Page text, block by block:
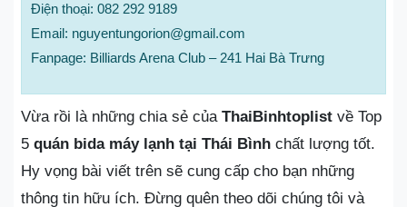
Điện thoại: 082 292 9189
Email: nguyentungorion@gmail.com
Fanpage: Billiards Arena Club – 241 Hai Bà Trưng
Vừa rồi là những chia sẻ của ThaiBinhtoplist về Top
5 quán bida máy lạnh tại Thái Bình chất lượng tốt.
Hy vọng bài viết trên sẽ cung cấp cho bạn những
thông tin hữu ích. Đừng quên theo dõi chúng tôi và